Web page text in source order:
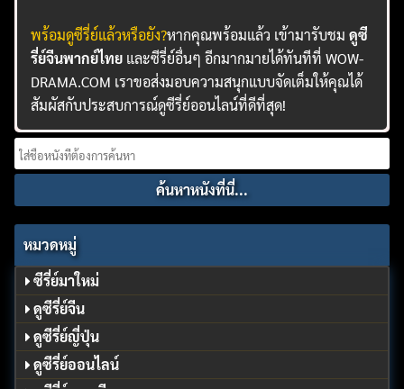
พร้อมดูซีรี่ย์แล้วหรือยัง?หากคุณพร้อมแล้ว เข้ามารับชมดูซี
รี่ย์จีนพากย์ไทย และซีรี่ย์อื่นๆ อีกมากมายได้ทันทีที่ WOW-
DRAMA.COM เราขอส่งมอบความสนุกแบบจัดเต็มให้คุณได้
สัมผัสกับประสบการณ์ดูซีรี่ย์ออนไลน์ที่ดีที่สุด!
Search
for:
หมวดหมู่
ซีรี่ย์มาใหม่
ดูซีรี่ย์จีน
ดูซีรี่ย์ญี่ปุ่น
ดูซีรี่ย์ออนไลน์